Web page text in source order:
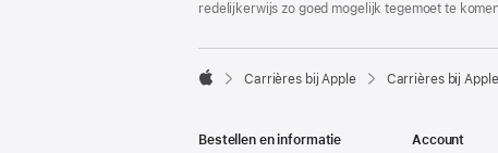
redelijkerwijs zo goed mogelijk tegemoet te

Carrières bij Apple Carrières bij Apple
Bestellen en informatie
Account